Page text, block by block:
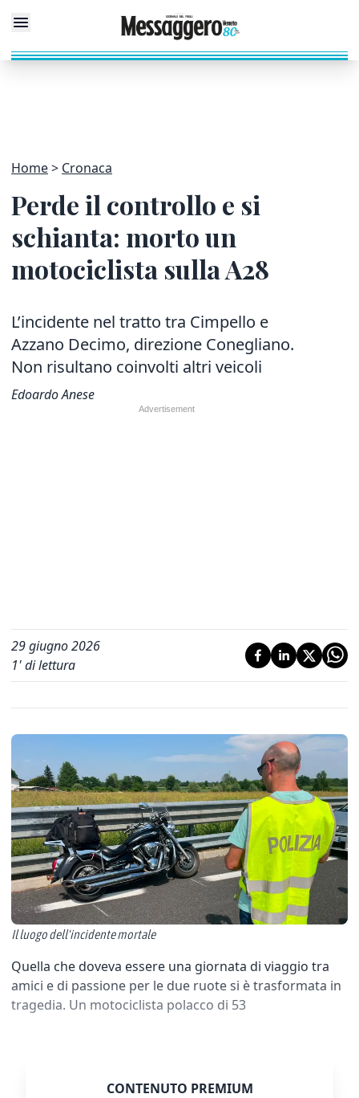
Home Cronaca
Perde il controllo e si
schianta: morto un
motociclista sulla A28
L’incidente nel tratto tra Cimpello e
Azzano Decimo, direzione Conegliano.
Non risultano coinvolti altri veicoli
Edoardo Anese
29 giugno 2026
1' di lettura
Il luogo dell'incidente mortale
Quella che doveva essere una giornata di viaggio tra
amici e di passione per le due ruote si è trasformata in
tragedia. Un motociclista polacco di 53
CONTENUTO PREMIUM